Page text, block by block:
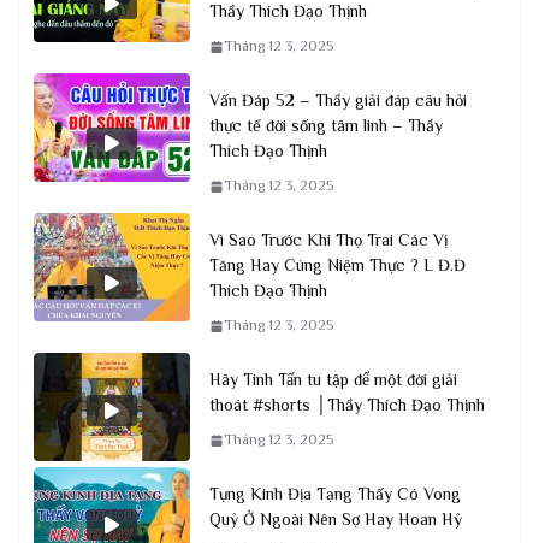
Thầy Thích Đạo Thịnh
Tháng 12 3, 2025
Vấn Đáp 52 – Thầy giải đáp câu hỏi
thực tế đời sống tâm linh – Thầy
Thích Đạo Thịnh
Tháng 12 3, 2025
Vì Sao Trước Khi Thọ Trai Các Vị
Tăng Hay Cúng Niệm Thực ? L Đ.Đ
Thích Đạo Thịnh
Tháng 12 3, 2025
Hãy Tinh Tấn tu tập để một đời giải
thoát #shorts │Thầy Thích Đạo Thịnh
Tháng 12 3, 2025
Tụng Kinh Địa Tạng Thấy Có Vong
Quỷ Ở Ngoài Nên Sợ Hay Hoan Hỷ